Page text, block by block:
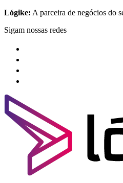
Lógike: A parceira de negócios do
Sigam nossas redes